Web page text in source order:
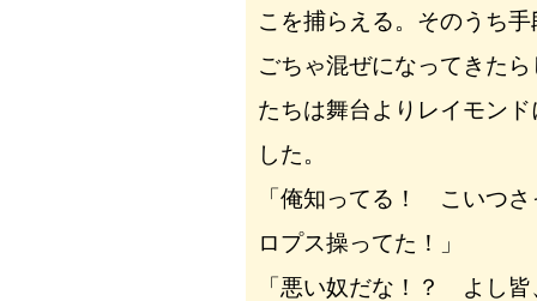
こを捕らえる。そのうち
ごちゃ混ぜになってきた
たちは舞台よりレイモン
した。
「俺知ってる！ こいつさ
ロプス操ってた！」
「悪い奴だな！？ よし皆